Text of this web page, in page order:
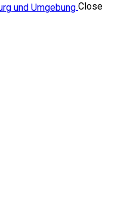
Close